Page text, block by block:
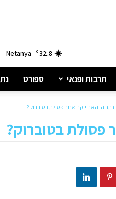
32.8
C
Netanya
תרבות ופנאי ספורט
נתניה: האם יוקם אתר פסולת בטוברוק?
פסולת בטוברוק?